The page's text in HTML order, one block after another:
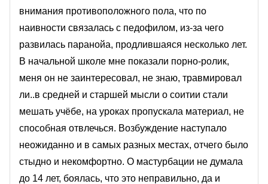
внимания противоположного пола, что по
наивности связалась с педофилом, из-за чего
развилась паранойа, продлившаяся несколько лет.
В начальной школе мне показали порно-ролик,
меня он не заинтересовал, не знаю, травмировал
ли..в средней и старшей мысли о соитии стали
мешать учёбе, на уроках пропускала материал, не
способная отвлечься. Возбуждение наступало
неожиданно и в самых разных местах, отчего было
стыдно и некомфортно. О мастурбации не думала
до 14 лет, боялась, что это неправильно, да и